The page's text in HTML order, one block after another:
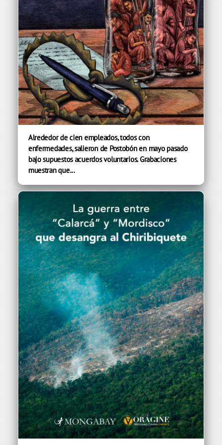
Alrededor de cien empleados, todos con
enfermedades, salieron de Postobón en mayo pasado
bajo supuestos acuerdos voluntarios. Grabaciones
muestran que...